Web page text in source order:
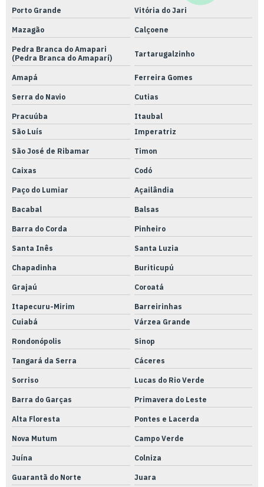
Porto Grande Vitória do Jari
Mazagão Calçoene
Pedra Branca do Amapari
(Pedra Branca do Amaparí)
Tartarugalzinho
Amapá Ferreira Gomes
Serra do Navio Cutias
Pracuúba
Itaubal
São Luís
Imperatriz
São José de Ribamar Timon
Caixas Codó
Paço do Lumiar Açailândia
Bacabal Balsas
Barra do Corda Pinheiro
Santa Inês Santa Luzia
Chapadinha Buriticupú
Grajaú Coroatá
Itapecuru-Mirim
Barreirinhas
Cuiabá
Várzea Grande
Rondonópolis Sinop
Tangará da Serra Cáceres
Sorriso Lucas do Rio Verde
Barra do Garças Primavera do Leste
Alta Floresta Pontes e Lacerda
Nova Mutum Campo Verde
Juína Colniza
Guarantã do Norte Juara